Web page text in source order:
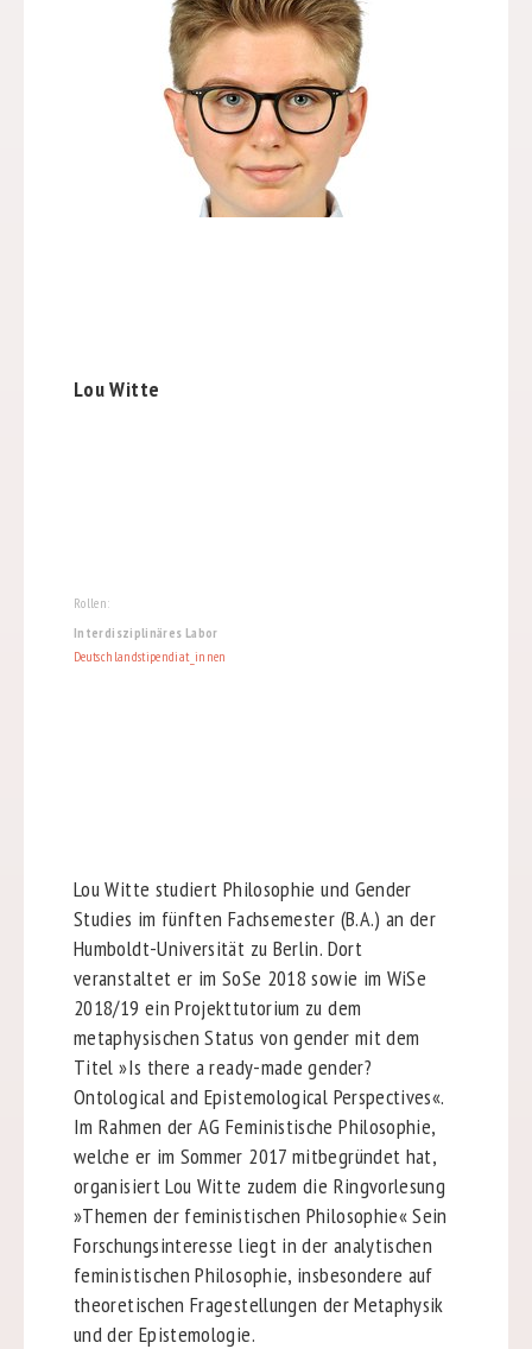
Lou Witte
Rollen:
Interdisziplinäres Labor
Deutschlandstipendiat_innen
Lou Witte studiert Philosophie und Gender
Studies im fünften Fachsemester (B.A.) an der
Humboldt-Universität zu Berlin. Dort
veranstaltet er im SoSe 2018 sowie im WiSe
2018/19 ein Projekttutorium zu dem
metaphysischen Status von gender mit dem
Titel »Is there a ready-made gender?
Ontological and Epistemological Perspectives«.
Im Rahmen der AG Feministische Philosophie,
welche er im Sommer 2017 mitbegründet hat,
organisiert Lou Witte zudem die Ringvorlesung
»Themen der feministischen Philosophie« Sein
Forschungsinteresse liegt in der analytischen
feministischen Philosophie, insbesondere auf
theoretischen Fragestellungen der Metaphysik
und der Epistemologie.